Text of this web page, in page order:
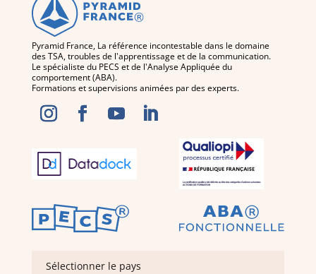
Pyramid France, La référence incontestable dans le domaine
des TSA, troubles de l'apprentissage et de la communication.
Le spécialiste du PECS et de l'Analyse Appliquée du
comportement (ABA).
Formations et supervisions animées par des experts.
Sélectionner le pays